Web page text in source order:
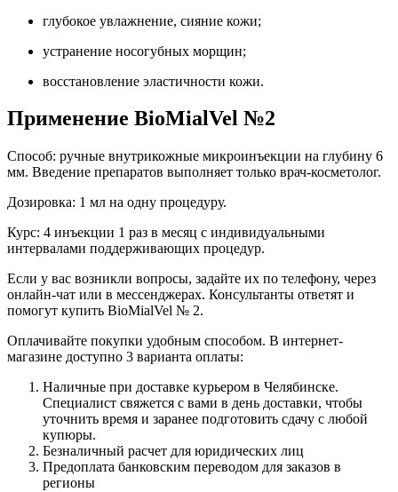
глубокое увлажнение, сияние кожи;
устранение носогубных морщин;
восстановление эластичности кожи.
Применение BioMialVel №2
Способ: ручные внутрикожные микроинъекции на глубину 6
мм. Введение препаратов выполняет только врач-косметолог.
Дозировка: 1 мл на одну процедуру.
Курс: 4 инъекции 1 раз в месяц с индивидуальными
интервалами поддерживающих процедур.
Если у вас возникли вопросы, задайте их по телефону, через
онлайн-чат или в мессенджерах. Консультанты ответят и
помогут купить BioMialVel № 2.
Оплачивайте покупки удобным способом. В интернет-
магазине доступно 3 варианта оплаты:
Наличные при доставке курьером в Челябинске.
Специалист свяжется с вами в день доставки, чтобы
уточнить время и заранее подготовить сдачу с любой
купюры.
Безналичный расчет для юридических лиц
Предоплата банковским переводом для заказов в
регионы